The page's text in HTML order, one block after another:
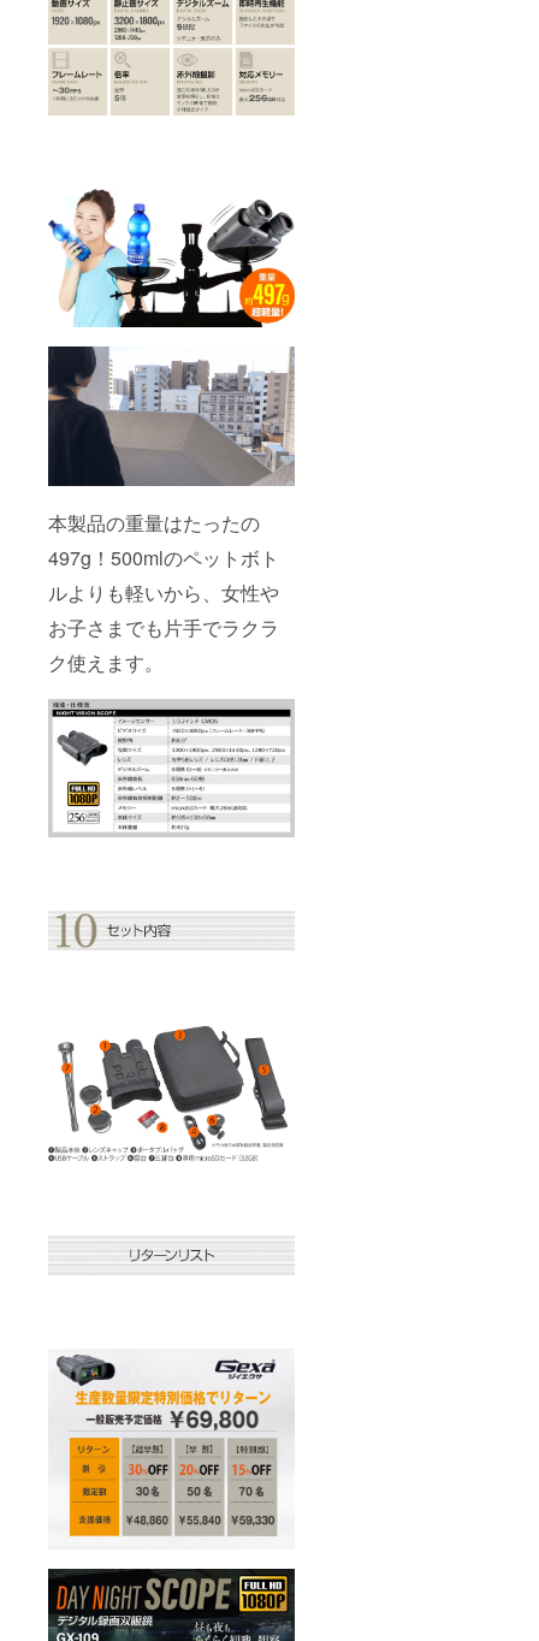
本製品の重量はたったの
497g！500mlのペットボト
ルよりも軽いから、女性や
お子さまでも片手でラクラ
ク使えます。